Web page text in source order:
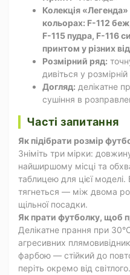
Колекція
кольорах: F-112
F-115 пудра, F-116
принтом у різних
Розмірний ряд:
дивіться у розмірній
Догляд: делікатне
сушіння в
Часті запитання
Як підібрати розмір
Зніміть три мірки:
найширшому місці та
таблицею для цієї
тягнеться — між двома
щільної посадки.
Як прати футболку, щоб
Делікатне прання при
агресивних
фарбою — стійкий до
періть окремо від світлого.